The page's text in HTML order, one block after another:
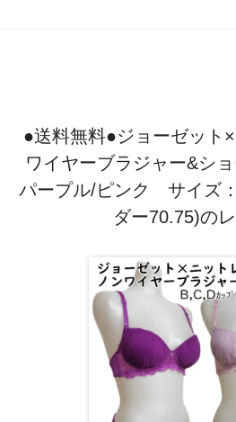
●送料無料●ジョーゼット
ワイヤーブラジャー&シ
パープル/ピンク サイズ
ダー70.75)の